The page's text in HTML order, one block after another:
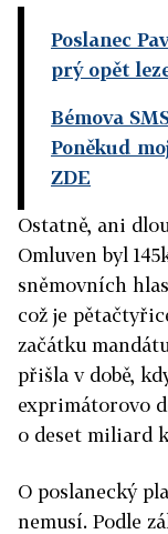
Poslanec
prý opět
Bémova
Poněkud
ZDE
Ostatně, ani
Omluven byl
sněmovních
což je
začátku
přišla v době,
exprimátorovo
o deset miliard
O poslanecký
nemusí. Podle